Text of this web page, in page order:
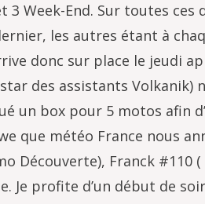
3 Week-End. Sur toutes ces
les autres étant à
donc sur place le jeudi
des assistants Volkanik)
un box pour 5 motos afin
que météo France nous
Découverte), Franck #110 (
Je profite d’un début de